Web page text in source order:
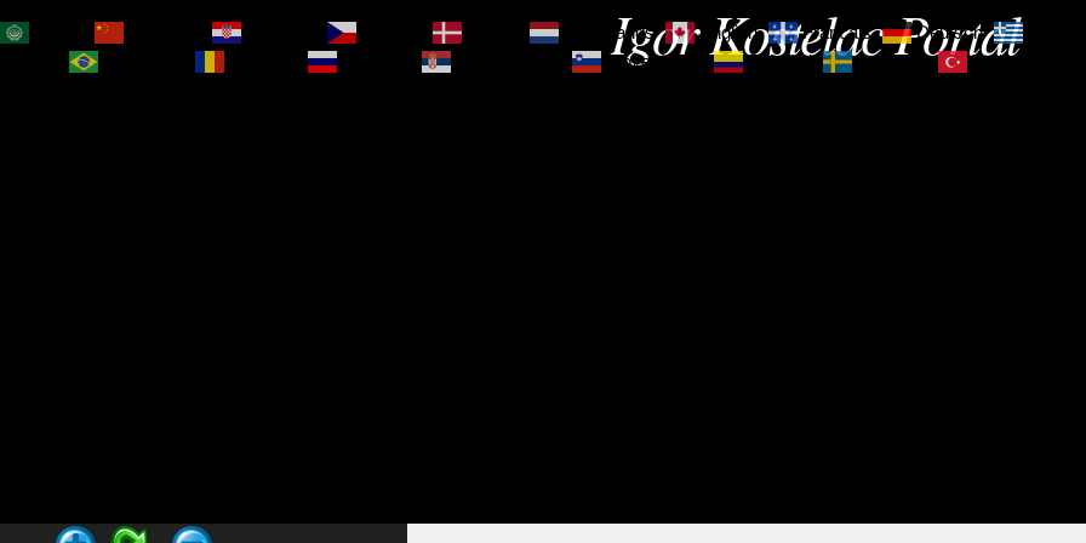
Igor Kostelac Portal
Nederlands English Français Deutsch
Slovenščina Español Svenska Türkçe